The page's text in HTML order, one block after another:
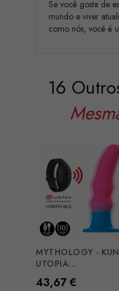
Se você gosta de
mundo e viver
como nós, você é
16
MYTHOLOGY -
UTOPIA...
Preço
43,67 €